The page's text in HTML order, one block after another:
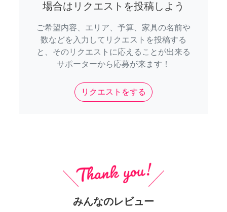
場合はリクエストを投稿しよう
ご希望内容、エリア、予算、家具の名前や
数などを入力してリクエストを投稿する
と、そのリクエストに応えることが出来る
サポーターから応募が来ます！
リクエストをする
みんなのレビュー